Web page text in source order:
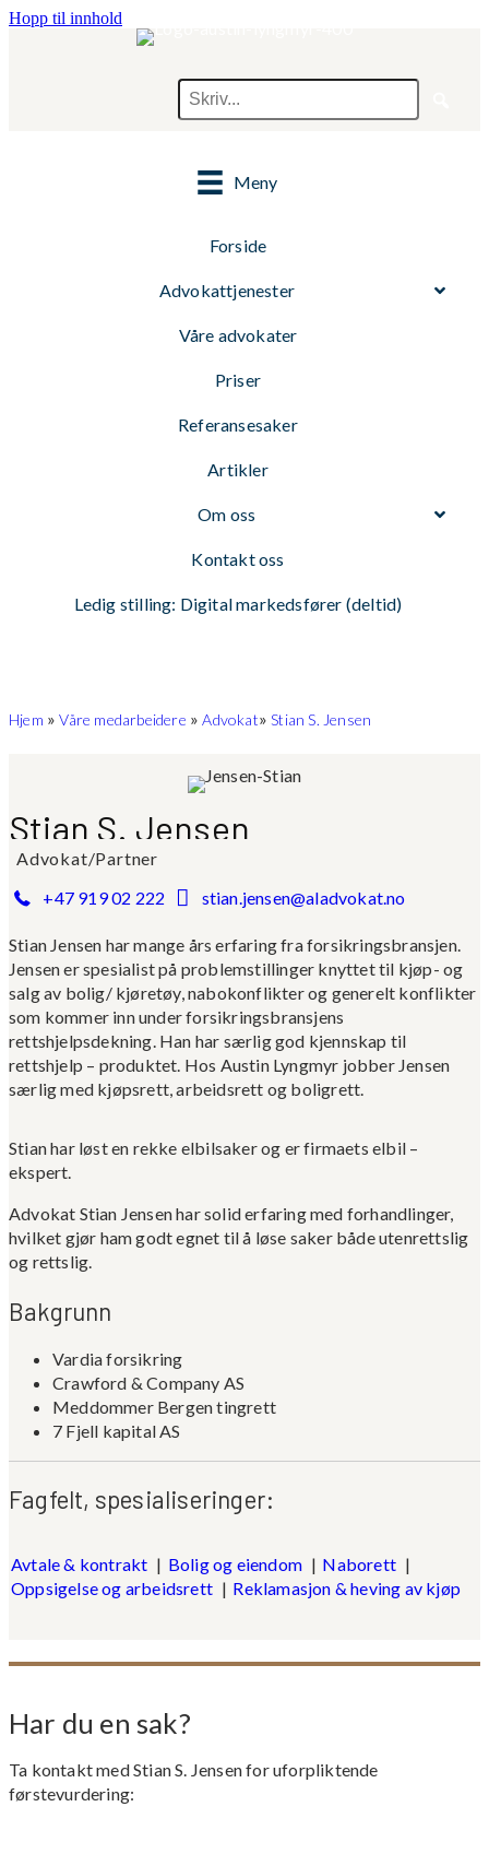
Hopp til innhold
Meny
Forside
Advokattjenester
Våre advokater
Priser
Referansesaker
Artikler
Om oss
Kontakt oss
Ledig stilling: Digital markedsfører (deltid)
Hjem »Våre medarbeidere »Advokat»Stian S. Jensen
Stian S. Jensen
Advokat/Partner
+47 919 02 222
stian.jensen@aladvokat.no
Stian Jensen har mange års erfaring fra forsikringsbransjen.
Jensen er spesialist på problemstillinger knyttet til kjøp- og
salg av bolig/ kjøretøy, nabokonflikter og generelt konflikter
som kommer inn under forsikringsbransjens
rettshjelpsdekning. Han har særlig god kjennskap til
rettshjelp – produktet. Hos Austin Lyngmyr jobber Jensen
særlig med kjøpsrett, arbeidsrett og boligrett.
Stian har løst en rekke elbilsaker og er firmaets elbil –
ekspert.
Advokat Stian Jensen har solid erfaring med forhandlinger,
hvilket gjør ham godt egnet til å løse saker både utenrettslig
og rettslig.
Bakgrunn
Vardia forsikring
Crawford & Company AS
Meddommer Bergen tingrett
7 Fjell kapital AS
Fagfelt, spesialiseringer:
Avtale & kontrakt | Bolig og eiendom | Naborett |
Oppsigelse og arbeidsrett | Reklamasjon & heving av kjøp
Har du en sak?
Ta kontakt medStian S. Jensenfor uforpliktende
førstevurdering: